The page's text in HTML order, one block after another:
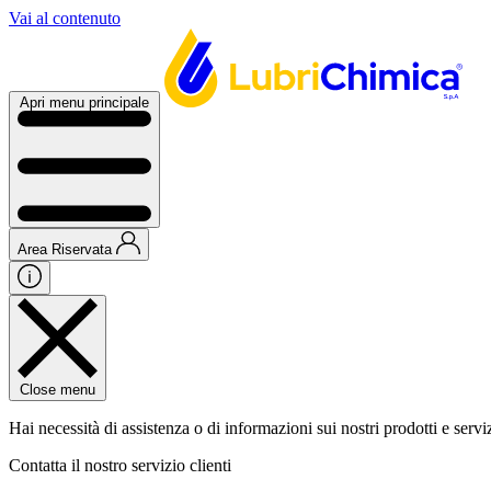
Vai al contenuto
Apri menu principale
Area Riservata
Close menu
Hai necessità di assistenza o di informazioni sui nostri prodotti e
Contatta il nostro servizio clienti